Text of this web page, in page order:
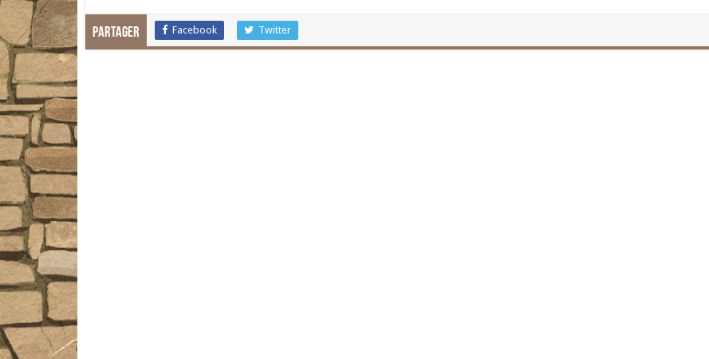
Partager Facebook Twitter